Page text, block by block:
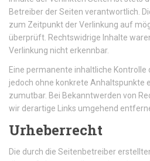
Betreiber der Seiten verantwortlich.
zum Zeitpunkt der Verlinkung auf
überprüft. Rechtswidrige Inhalte
Verlinkung nicht erkennbar.
Eine permanente inhaltliche
jedoch ohne konkrete Anhaltspunkte
zumutbar. Bei Bekanntwerden von
wir derartige Links umgehend
Urheberrecht
Die durch die Seitenbetreiber